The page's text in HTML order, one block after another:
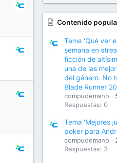
Contenido
Tema 'Qué ver
semana en
ficción de
una de las
del género. No
Blade Runner
compudemano
Respuestas: 0
Tema 'Mejores
poker para
compudemano
Respuestas: 3